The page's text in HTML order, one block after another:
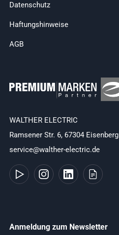
Datenschutz
Haftungshinweise
AGB
WALTHER ELECTRIC
Ramsener Str. 6, 67304 Eisenberg
service@walther-electric.de
Anmeldung zum Newsletter